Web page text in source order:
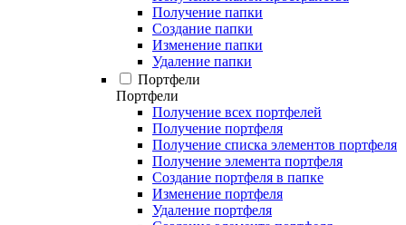
Получение папки
Создание папки
Изменение папки
Удаление папки
Портфели
Портфели
Получение всех портфелей
Получение портфеля
Получение списка элементов портфеля
Получение элемента портфеля
Создание портфеля в папке
Изменение портфеля
Удаление портфеля